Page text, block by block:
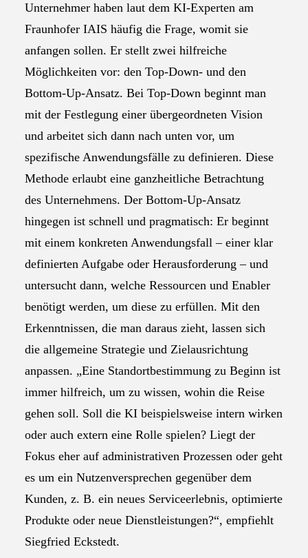
Unternehmer haben laut dem KI-Experten am
Fraunhofer IAIS häufig die Frage, womit sie
anfangen sollen. Er stellt zwei hilfreiche
Möglichkeiten vor: den Top-Down- und den
Bottom-Up-Ansatz. Bei Top-Down beginnt man
mit der Festlegung einer übergeordneten Vision
und arbeitet sich dann nach unten vor, um
spezifische Anwendungsfälle zu definieren. Diese
Methode erlaubt eine ganzheitliche Betrachtung
des Unternehmens. Der Bottom-Up-Ansatz
hingegen ist schnell und pragmatisch: Er beginnt
mit einem konkreten Anwendungsfall – einer klar
definierten Aufgabe oder Herausforderung – und
untersucht dann, welche Ressourcen und Enabler
benötigt werden, um diese zu erfüllen. Mit den
Erkenntnissen, die man daraus zieht, lassen sich
die allgemeine Strategie und Zielausrichtung
anpassen. „Eine Standortbestimmung zu Beginn ist
immer hilfreich, um zu wissen, wohin die Reise
gehen soll. Soll die KI beispielsweise intern wirken
oder auch extern eine Rolle spielen? Liegt der
Fokus eher auf administrativen Prozessen oder geht
es um ein Nutzenversprechen gegenüber dem
Kunden, z. B. ein neues Serviceerlebnis, optimierte
Produkte oder neue Dienstleistungen?“, empfiehlt
Siegfried Eckstedt.